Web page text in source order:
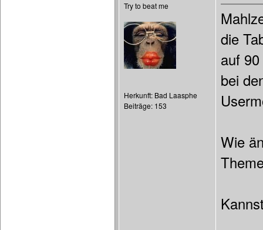
Try to beat me
Herkunft: Bad Laasphe
Beiträge: 153
die
auf
bei
Wie